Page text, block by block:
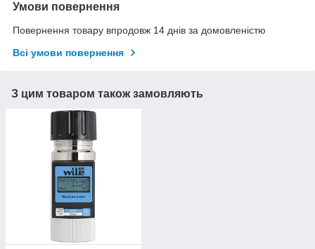
Умови повернення
Повернення товару впродовж 14 днів за домовленістю
Всі умови повернення
З цим товаром також замовляють